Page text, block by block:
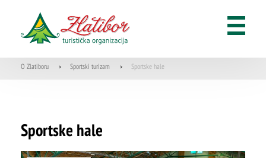
O Zlatiboru > Sportski turizam > Sportske hale
Sportske hale